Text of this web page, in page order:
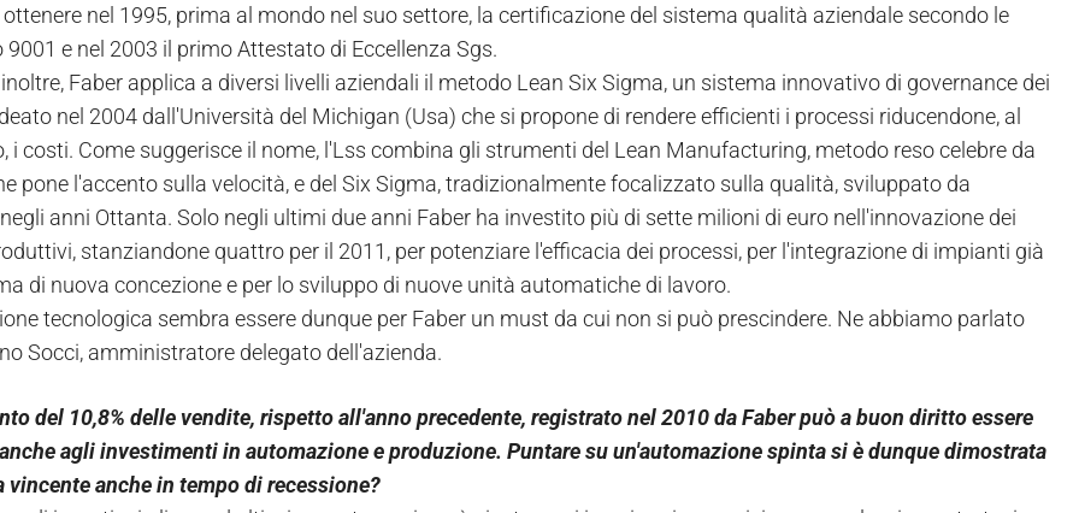
nel 1995, prima al mondo nel suo settore, la certificazione del sistema qualità aziendale secondo le
9001 e nel 2003 il primo Attestato di Eccellenza Sgs.
Faber applica a diversi livelli aziendali il metodo Lean Six Sigma, un sistema innovativo di governance dei
nel 2004 dall'Università del Michigan (Usa) che si propone di rendere efficienti i processi riducendone, al
i costi. Come suggerisce il nome, l'Lss combina gli strumenti del Lean Manufacturing, metodo reso celebre da
pone l'accento sulla velocità, e del Six Sigma, tradizionalmente focalizzato sulla qualità, sviluppato da
anni Ottanta. Solo negli ultimi due anni Faber ha investito più di sette milioni di euro nell'innovazione dei
stanziandone quattro per il 2011, per potenziare l'efficacia dei processi, per l'integrazione di impianti già
di nuova concezione e per lo sviluppo di nuove unità automatiche di lavoro.
tecnologica sembra essere dunque per Faber un must da cui non si può prescindere. Ne abbiamo parlato
Socci, amministratore delegato dell'azienda.
del 10,8% delle vendite, rispetto all'anno precedente, registrato nel 2010 da Faber può a buon diritto essere
agli investimenti in automazione e produzione. Puntare su un'automazione spinta si è dunque dimostrata
vincente anche in tempo di recessione?